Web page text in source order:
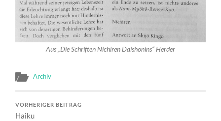
Aus „Die Schriften Nichiren Daishonins“ Herder
Archiv
VORHERIGER BEITRAG
Haiku